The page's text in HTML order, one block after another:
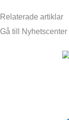
Relaterade artiklar
Gå till Nyhetscenter